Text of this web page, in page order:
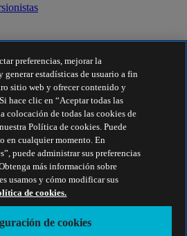
corporativa
producto
preferencias, mejorar la
estadísticas de usuario a fin
sitio web y ofrecer contenido y
hace clic en “Aceptar todas las
colocación de todas las cookies de
Política de cookies. Puede
en cualquier momento. En
puede administrar sus preferencias
más información sobre
usamos y cómo modificar sus
de cookies.
de cookies